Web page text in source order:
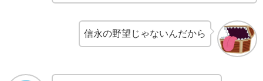
信永の野望じゃないんだから